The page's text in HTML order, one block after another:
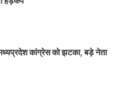
कांग्रेस को झटका, बड़े नेता